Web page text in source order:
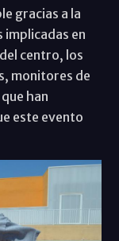
gracias a la
implicadas en
centro, los
monitores de
han
este evento